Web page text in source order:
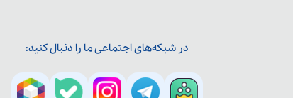
در شبکه‌های اجتماعی ما را دنبال کنید: